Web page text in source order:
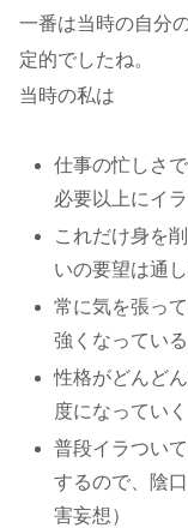
一番は当時の自分
定的でしたね。
当時の私は
仕事の忙しさ
必要以上にイラ
これだけ身を
いの要望は通
常に気を張っ
強くなっている
性格がどんど
度になっていく
普段イラつい
するので、陰
害妄想）